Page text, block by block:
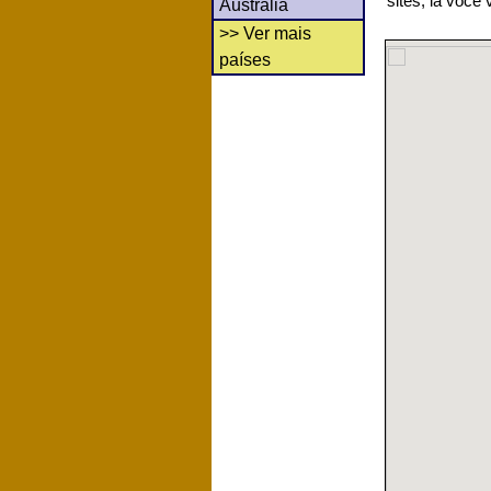
Austrália
>> Ver mais
países